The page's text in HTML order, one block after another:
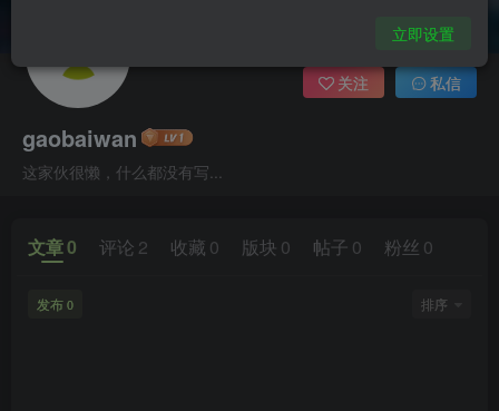
gaobaiwan
这家伙很懒，什么都没有写...
关注 私信
文章0 评论 2 收藏 0 版块 0 帖子 0 粉丝 0
发布 0 排序
立即设置